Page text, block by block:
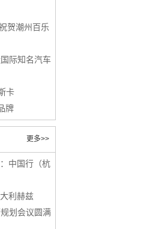
贺潮州百乐
际知名汽车
卡
牌
更多>>
中国行（杭
利赫兹
划会议圆满